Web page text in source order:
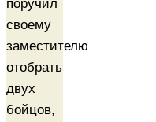
поручил
своему
заместителю
отобрать
двух
бойцов,